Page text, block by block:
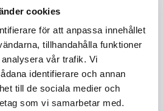
cookies
för att anpassa innehållet
tillhandahålla funktioner
vår trafik. Vi
identifierare och annan
till de sociala medier och
som vi samarbetar med.
/ FLYGEL